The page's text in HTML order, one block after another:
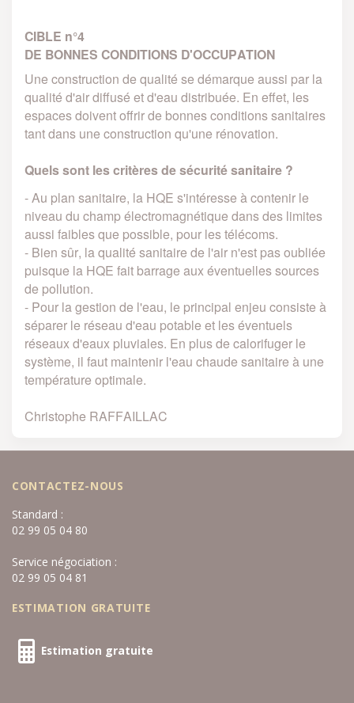
CIBLE n°4
DE BONNES CONDITIONS D'OCCUPATION
Une construction de qualité se démarque aussi par la
qualité d'air diffusé et d'eau distribuée. En effet, les
espaces doivent offrir de bonnes conditions sanitaires
tant dans une construction qu'une rénovation.
Quels sont les critères de sécurité sanitaire ?
- Au plan sanitaire, la HQE s'intéresse à contenir le
niveau du champ électromagnétique dans des limites
aussi faibles que possible, pour les télécoms.
- Bien sûr, la qualité sanitaire de l'air n'est pas oubliée
puisque la HQE fait barrage aux éventuelles sources
de pollution.
- Pour la gestion de l'eau, le principal enjeu consiste à
séparer le réseau d'eau potable et les éventuels
réseaux d'eaux pluviales. En plus de calorifuger le
système, il faut maintenir l'eau chaude sanitaire à une
température optimale.
Christophe RAFFAILLAC
CONTACTEZ-NOUS
Standard :
02 99 05 04 80
Service négociation :
02 99 05 04 81
ESTIMATION GRATUITE
Estimation gratuite